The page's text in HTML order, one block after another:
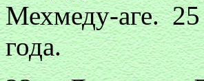
Мехмеду-аге.
года.